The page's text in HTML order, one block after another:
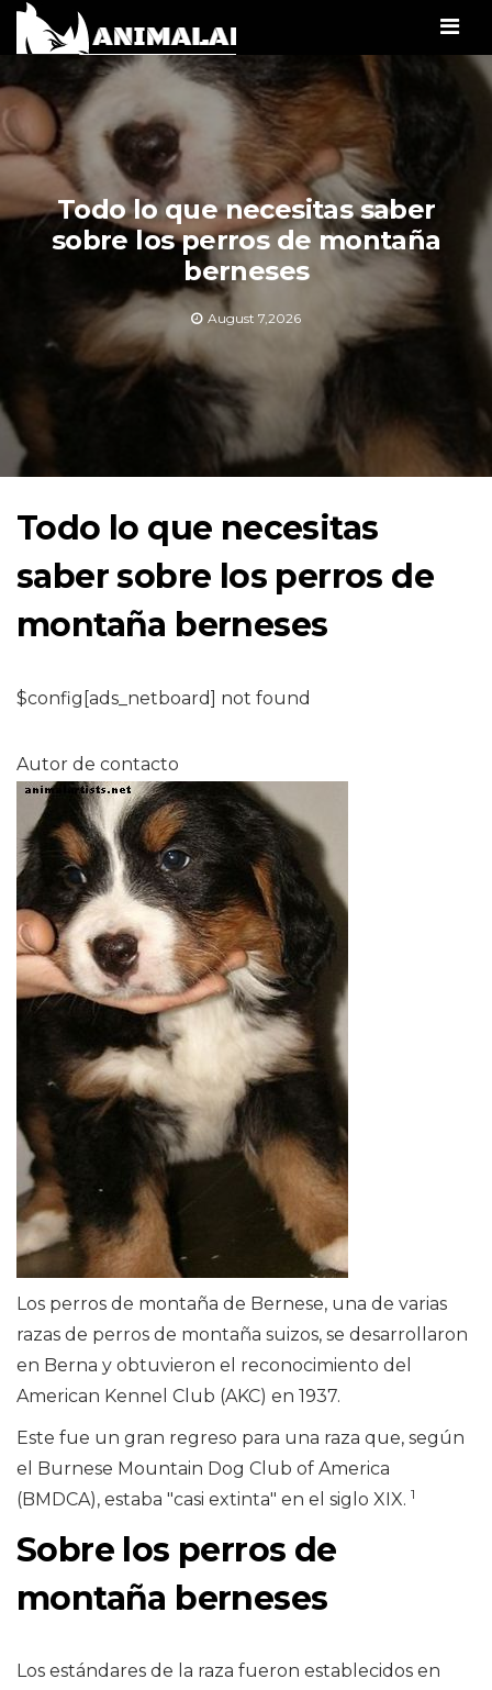
Todo lo que necesitas saber
sobre los perros de montaña
berneses
August 7,2026
Todo lo que necesitas
saber sobre los perros de
montaña berneses
$config[ads_netboard] not found
Autor de contacto
Los perros de montaña de Bernese, una de varias
razas de perros de montaña suizos, se desarrollaron
en Berna y obtuvieron el reconocimiento del
American Kennel Club (AKC) en 1937.
Este fue un gran regreso para una raza que, según
el Burnese Mountain Dog Club of America
(BMDCA), estaba "casi extinta" en el siglo XIX. 1
Sobre los perros de
montaña berneses
Los estándares de la raza fueron establecidos en